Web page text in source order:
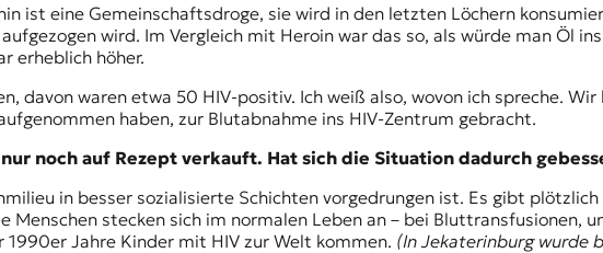
ist eine Gemeinschaftsdroge, sie wird in den letzten Löchern
wird. Im Vergleich mit Heroin war das so, als würde man Öl
erheblich höher.
davon waren etwa 50 HIV-positiv. Ich weiß also, wovon ich spreche.
haben, zur Blutabnahme ins HIV-Zentrum gebracht.
noch auf Rezept verkauft. Hat sich die Situation dadurch
in besser sozialisierte Schichten vorgedrungen ist. Es gibt
Menschen stecken sich im normalen Leben an – bei Bluttransfusionen,
Jahre Kinder mit HIV zur Welt kommen. (In Jekaterinburg wurde